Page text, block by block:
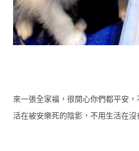
來一張全家福，很開心你們都平安
活在被安樂死的陰影，不用生活在沒